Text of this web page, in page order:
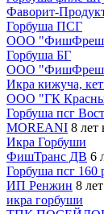
Фаворит-
Горбуша ПСГ
ООО
Горбуша БГ
ООО
Икра кижуча,
ООО "ГК
Горбуша псг
MOREANI 8 лет
Икра Горбуши
ФишТранс ДВ 6
Горбуша псг 160
ИП Ренжин 8
икра горбуши